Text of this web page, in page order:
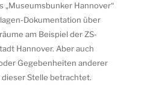
„Museumsbunker Hannover“
Dokumentation über
am Beispiel der ZS-
Hannover. Aber auch
Gegebenheiten anderer
Stelle betrachtet.